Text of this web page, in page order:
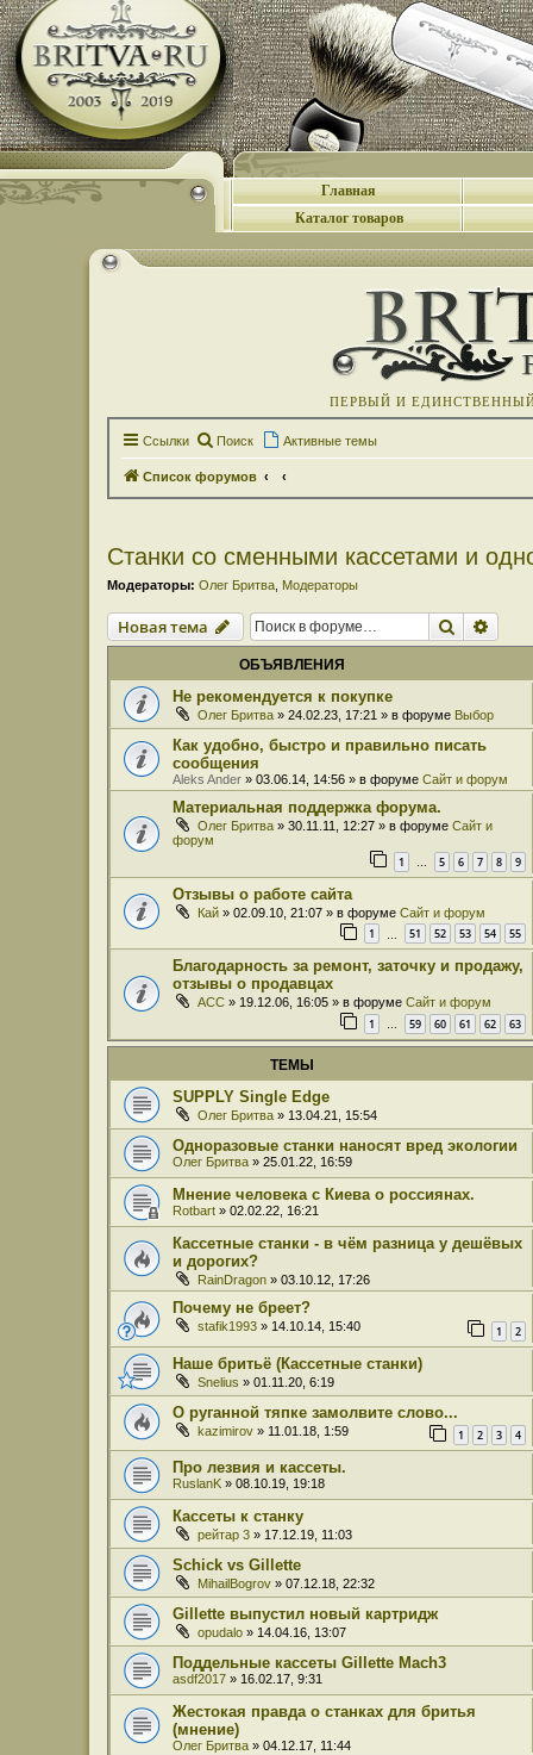
Главная
Каталог товаров
ПЕРВЫЙ И
Ссылки Поиск Активные темы
Список форумов
Станки со сменными кассетами и
Модераторы: Олег Бритва Модераторы
Новая тема Поиск
ОБЪЯВЛЕНИЯ
Не рекомендуется к покупке
Олег Бритва » 24.02.23, 17:21 » в форуме Выбор
Как удобно, быстро и правильно писать
сообщения
Aleks Ander » 03.06.14, 14:56 » в форуме Сайт и форум
Материальная поддержка форума.
Олег Бритва » 30.11.11, 12:27 » в форуме Сайт и
форум
1 … 5 6 7 8 9
Отзывы о работе сайта
Кай » 02.09.10, 21:07 » в форуме Сайт и форум
1 51 52 53 54 55
Благодарность за ремонт, заточку и продажу,
отзывы о продавцах
ACC » 19.12.06, 16:05 » в форуме Сайт и форум
1 … 59 60 61 62 63
ТЕМЫ
SUPPLY Single Edge
Олег Бритва » 13.04.21, 15:54
Одноразовые станки наносят вред экологии
Олег Бритва » 25.01.22, 16:59
Мнение человека с Киева о россиянах.
Rotbart » 02.02.22, 16:21
Кассетные станки - в чём разница у дешёвых
и дорогих?
RainDragon » 03.10.12, 17:26
Почему не бреет?
stafik1993 » 14.10.14, 15:40 1 2
Наше бритьё (Кассетные станки)
Snelius » 01.11.20, 6:19
О руганной тяпке замолвите слово...
kazimirov » 11.01.18, 1:59 1 2 3 4
Про лезвия и кассеты.
RuslanK » 08.10.19, 19:18
Кассеты к станку
рейтар 3 » 17.12.19, 11:03
Schick vs Gillette
MihailBogrov » 07.12.18, 22:32
Gillette выпустил новый картридж
opudalo » 14.04.16, 13:07
Поддельные кассеты Gillette Mach3
asdf2017 » 16.02.17, 9:31
Жестокая правда о станках для бритья
(мнение)
Олег Бритва » 04.12.17, 11:44